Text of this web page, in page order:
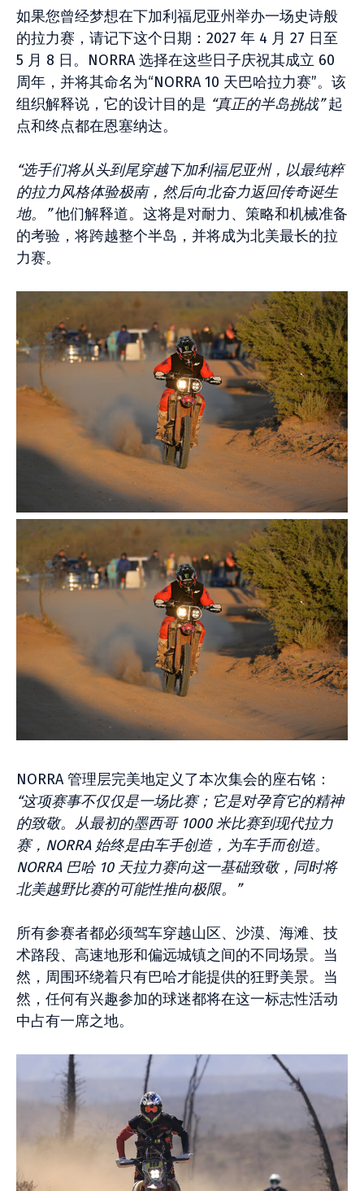
如果您曾经梦想在下加利福尼亚州举办一场史诗般
的拉力赛，请记下这个日期：2027 年 4 月 27 日至
5 月 8 日。NORRA 选择在这些日子庆祝其成立 60
周年，并将其命名为“NORRA 10 天巴哈拉力赛”。该
组织解释说，它的设计目的是 “真正的半岛挑战”起
点和终点都在恩塞纳达。
“选手们将从头到尾穿越下加利福尼亚州，以最纯粹
的拉力风格体验极南，然后向北奋力返回传奇诞生
地。”他们解释道。这将是对耐力、策略和机械准备
的考验，将跨越整个半岛，并将成为北美最长的拉
力赛。
NORRA 管理层完美地定义了本次集会的座右铭：
“这项赛事不仅仅是一场比赛；它是对孕育它的精神
的致敬。从最初的墨西哥 1000 米比赛到现代拉力
赛，NORRA 始终是由车手创造，为车手而创造。
NORRA 巴哈 10 天拉力赛向这一基础致敬，同时将
北美越野比赛的可能性推向极限。”
所有参赛者都必须驾车穿越山区、沙漠、海滩、技
术路段、高速地形和偏远城镇之间的不同场景。当
然，周围环绕着只有巴哈才能提供的狂野美景。当
然，任何有兴趣参加的球迷都将在这一标志性活动
中占有一席之地。